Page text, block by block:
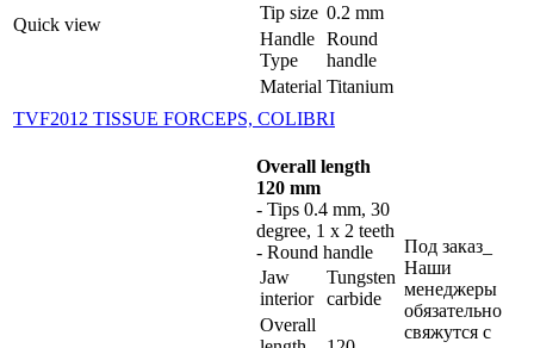
Quick view
Tip size 0.2 mm
Handle
Type
Round
handle
Material Titanium
TVF2012 TISSUE FORCEPS, COLIBRI
Overall length
120 mm
- Tips 0.4 mm, 30
degree, 1 x 2 teeth
- Round handle
Jaw
interior
Tungsten
carbide
Overall
Под заказ_
Наши
менеджеры
обязательно
свяжутся с